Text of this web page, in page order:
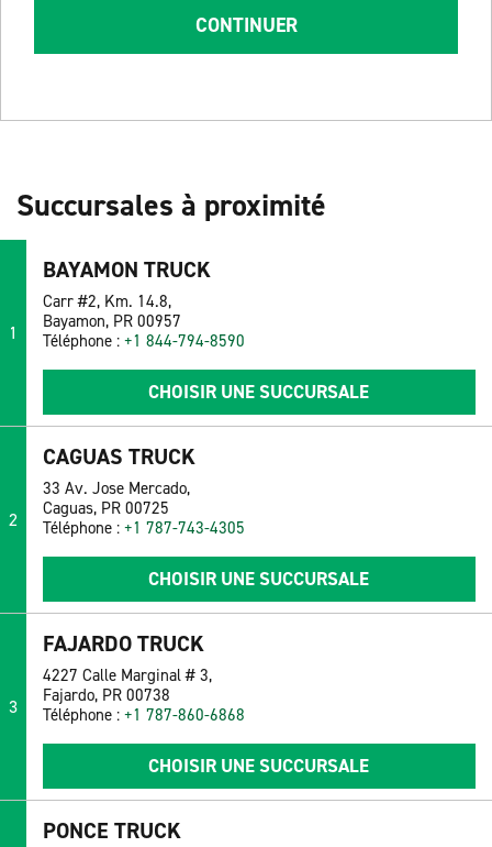
CONTINUER
Succursales à proximité
1
BAYAMON TRUCK
Carr #2, Km. 14.8,
Bayamon, PR 00957
Téléphone : +1 844-794-8590
CHOISIR UNE SUCCURSALE
2
CAGUAS TRUCK
33 Av. Jose Mercado,
Caguas, PR 00725
Téléphone : +1 787-743-4305
CHOISIR UNE SUCCURSALE
3
FAJARDO TRUCK
4227 Calle Marginal # 3,
Fajardo, PR 00738
Téléphone : +1 787-860-6868
CHOISIR UNE SUCCURSALE
PONCE TRUCK